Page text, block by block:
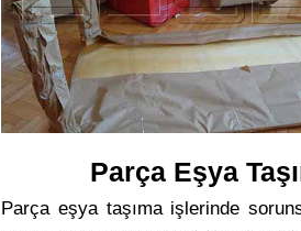
Parça Eşya
Parça eşya taşıma işlerinde